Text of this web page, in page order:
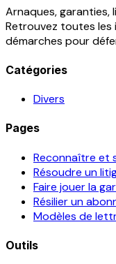
Arnaques, garanties,
Retrouvez toutes
démarches pour
Catégories
Divers
Pages
Reconnaître et
Résoudre un
Faire jouer la
Résilier un
Modèles de
Outils